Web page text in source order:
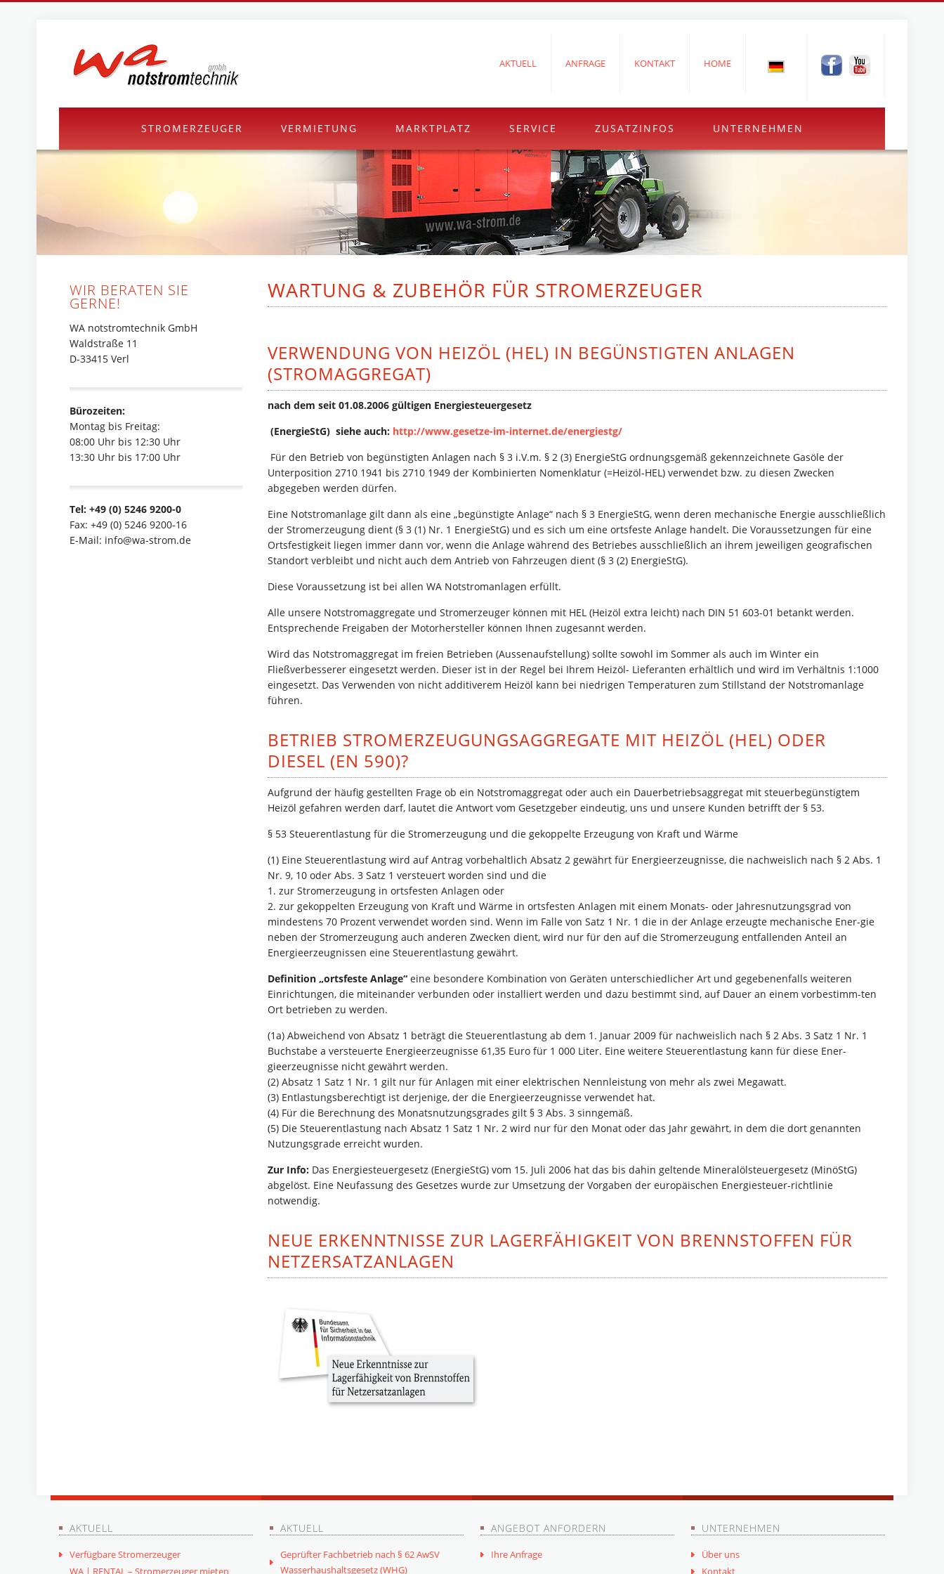
HOME
KONTAKT
ANFRAGE
AKTUELL
STROMERZEUGER VERMIETUNG MARKTPLATZ SERVICE ZUSATZINFOS UNTERNEHMEN
WARTUNG & ZUBEHÖR FÜR STROMERZEUGER
VERWENDUNG VON HEIZÖL (HEL) IN BEGÜNSTIGTEN ANLAGEN
(STROMAGGREGAT)
nach dem seit 01.08.2006 gültigen Energiesteuergesetz
(EnergieStG) siehe auch: http://www.gesetze-im-internet.de/energiestg/
Für den Betrieb von begünstigten Anlagen nach § 3 i.V.m. § 2 (3) EnergieStG ordnungsgemäß gekennzeichnete Gasöle der
Unterposition 2710 1941 bis 2710 1949 der Kombinierten Nomenklatur (=Heizöl-HEL) verwendet bzw. zu diesen Zwecken
abgegeben werden dürfen.
Eine Notstromanlage gilt dann als eine „begünstigte Anlage“ nach § 3 EnergieStG, wenn deren mechanische Energie ausschließlich
der Stromerzeugung dient (§ 3 (1) Nr. 1 EnergieStG) und es sich um eine ortsfeste Anlage handelt. Die Voraussetzungen für eine
Ortsfestigkeit liegen immer dann vor, wenn die Anlage während des Betriebes ausschließlich an ihrem jeweiligen geografischen
Standort verbleibt und nicht auch dem Antrieb von Fahrzeugen dient (§ 3 (2) EnergieStG).
Diese Voraussetzung ist bei allen WA Notstromanlagen erfüllt.
Alle unsere Notstromaggregate und Stromerzeuger können mit HEL (Heizöl extra leicht) nach DIN 51 603-01 betankt werden.
Entsprechende Freigaben der Motorhersteller können Ihnen zugesannt werden.
Wird das Notstromaggregat im freien Betrieben (Aussenaufstellung) sollte sowohl im Sommer als auch im Winter ein
Fließverbesserer eingesetzt werden. Dieser ist in der Regel bei Ihrem Heizöl- Lieferanten erhältlich und wird im Verhältnis 1:1000
eingesetzt. Das Verwenden von nicht additiverem Heizöl kann bei niedrigen Temperaturen zum Stillstand der Notstromanlage
führen.
BETRIEB STROMERZEUGUNGSAGGREGATE MIT HEIZÖL (HEL) ODER
DIESEL (EN 590)?
Aufgrund der häufig gestellten Frage ob ein Notstromaggregat oder auch ein Dauerbetriebsaggregat mit steuerbegünstigtem
Heizöl gefahren werden darf, lautet die Antwort vom Gesetzgeber eindeutig, uns und unsere Kunden betrifft der § 53.
§ 53 Steuerentlastung für die Stromerzeugung und die gekoppelte Erzeugung von Kraft und Wärme
(1) Eine Steuerentlastung wird auf Antrag vorbehaltlich Absatz 2 gewährt für Energieerzeugnisse, die nachweislich nach § 2 Abs. 1
Nr. 9, 10 oder Abs. 3 Satz 1 versteuert worden sind und die
1. zur Stromerzeugung in ortsfesten Anlagen oder
2. zur gekoppelten Erzeugung von Kraft und Wärme in ortsfesten Anlagen mit einem Monats- oder Jahresnutzungsgrad von
mindestens 70 Prozent verwendet worden sind. Wenn im Falle von Satz 1 Nr. 1 die in der Anlage erzeugte mechanische Ener-gie
neben der Stromerzeugung auch anderen Zwecken dient, wird nur für den auf die Stromerzeugung entfallenden Anteil an
Energieerzeugnissen eine Steuerentlastung gewährt.
Definition „ortsfeste Anlage“ eine besondere Kombination von Geräten unterschiedlicher Art und gegebenenfalls weiteren
Einrichtungen, die miteinander verbunden oder installiert werden und dazu bestimmt sind, auf Dauer an einem vorbestimm-ten
Ort betrieben zu werden.
(1a) Abweichend von Absatz 1 beträgt die Steuerentlastung ab dem 1. Januar 2009 für nachweislich nach § 2 Abs. 3 Satz 1 Nr. 1
Buchstabe a versteuerte Energieerzeugnisse 61,35 Euro für 1 000 Liter. Eine weitere Steuerentlastung kann für diese Ener-
gieerzeugnisse nicht gewährt werden.
(2) Absatz 1 Satz 1 Nr. 1 gilt nur für Anlagen mit einer elektrischen Nennleistung von mehr als zwei Megawatt.
(3) Entlastungsberechtigt ist derjenige, der die Energieerzeugnisse verwendet hat.
(4) Für die Berechnung des Monatsnutzungsgrades gilt § 3 Abs. 3 sinngemäß.
(5) Die Steuerentlastung nach Absatz 1 Satz 1 Nr. 2 wird nur für den Monat oder das Jahr gewährt, in dem die dort genannten
Nutzungsgrade erreicht wurden.
Zur Info: Das Energiesteuergesetz (EnergieStG) vom 15. Juli 2006 hat das bis dahin geltende Mineralölsteuergesetz (MinöStG)
abgelöst. Eine Neufassung des Gesetzes wurde zur Umsetzung der Vorgaben der europäischen Energiesteuer-richtlinie
notwendig.
NEUE ERKENNTNISSE ZUR LAGERFÄHIGKEIT VON BRENNSTOFFEN FÜR
NETZERSATZANLAGEN
WIR BERATEN SIE
GERNE!
WA notstromtechnik GmbH
Waldstraße 11
D-33415 Verl
Bürozeiten:
Montag bis Freitag:
08:00 Uhr bis 12:30 Uhr
13:30 Uhr bis 17:00 Uhr
Tel: +49 (0) 5246 9200-0
Fax: +49 (0) 5246 9200-16
E-Mail: info@wa-strom.de
AKTUELL
Verfügbare Stromerzeuger
WA | RENTAL – Stromerzeuger mieten
AKTUELL
Geprüfter Fachbetrieb nach § 62 AwSV
Wasserhaushaltsgesetz (WHG)
ANGEBOT ANFORDERN
Ihre Anfrage
UNTERNEHMEN
Über uns
Kontakt